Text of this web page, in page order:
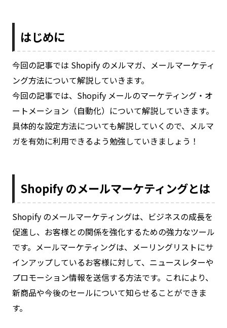
はじめに
今回の記事では Shopify のメルマガ、メールマーケティ
ング方法について解説していきます。
今回の記事では、Shopify メールのマーケティング・オ
ートメーション（自動化）について解説していきます。
具体的な設定方法についても解説していくので、メルマ
ガを有効に利用できるよう勉強していきましょう！
Shopify のメールマーケティングとは
Shopify のメールマーケティングは、ビジネスの成長を
促進し、お客様との関係を強化するための強力なツール
です。メールマーケティングは、メーリングリストにサ
インアップしているお客様に対して、ニュースレターや
プロモーション情報を送信する方法です。これにより、
新商品や今後のセールについて知らせることができま
す。